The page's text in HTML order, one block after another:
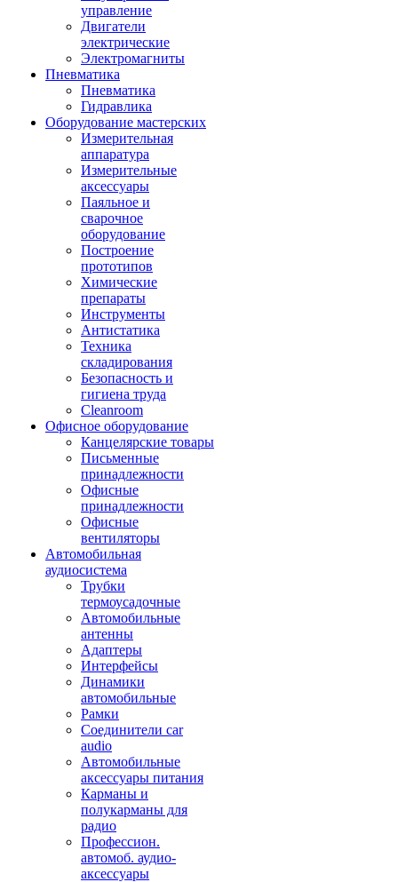
управление
Двигатели
электрические
Электромагниты
Пневматика
Пневматика
Гидравлика
Оборудование мастерских
Измерительная
аппаратура
Измерительные
аксессуары
Паяльное и
сварочное
оборудование
Построение
прототипов
Химические
препараты
Инструменты
Aнтистатика
Техника
складирования
Безопасность и
гигиена труда
Cleanroom
Офисное оборудование
Канцелярские товары
Письменные
принадлежности
Офисные
принадлежности
Офисные
вентиляторы
Автомобильная
аудиосистема
Трубки
термоусадочные
Автомобильные
антенны
Адаптеры
Интерфейсы
Динамики
автомобильные
Рамки
Соединители car
audio
Автомобильные
аксессуары питания
Карманы и
полукарманы для
радио
Профессион.
автомоб. аудио-
аксессуары